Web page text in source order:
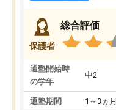
保護者
総合評価
通塾開始時
の学年
中2
通塾期間 1～3ヵ月